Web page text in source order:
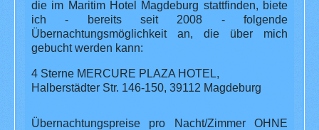
die im Maritim Hotel Magdeburg stattfinden, biete
ich - bereits seit 2008 - folgende
Übernachtungsmöglichkeit an, die über mich
gebucht werden kann:
4 Sterne MERCURE PLAZA HOTEL,
Halberstädter Str. 146-150, 39112 Magdeburg
Übernachtungspreise pro Nacht/Zimmer OHNE